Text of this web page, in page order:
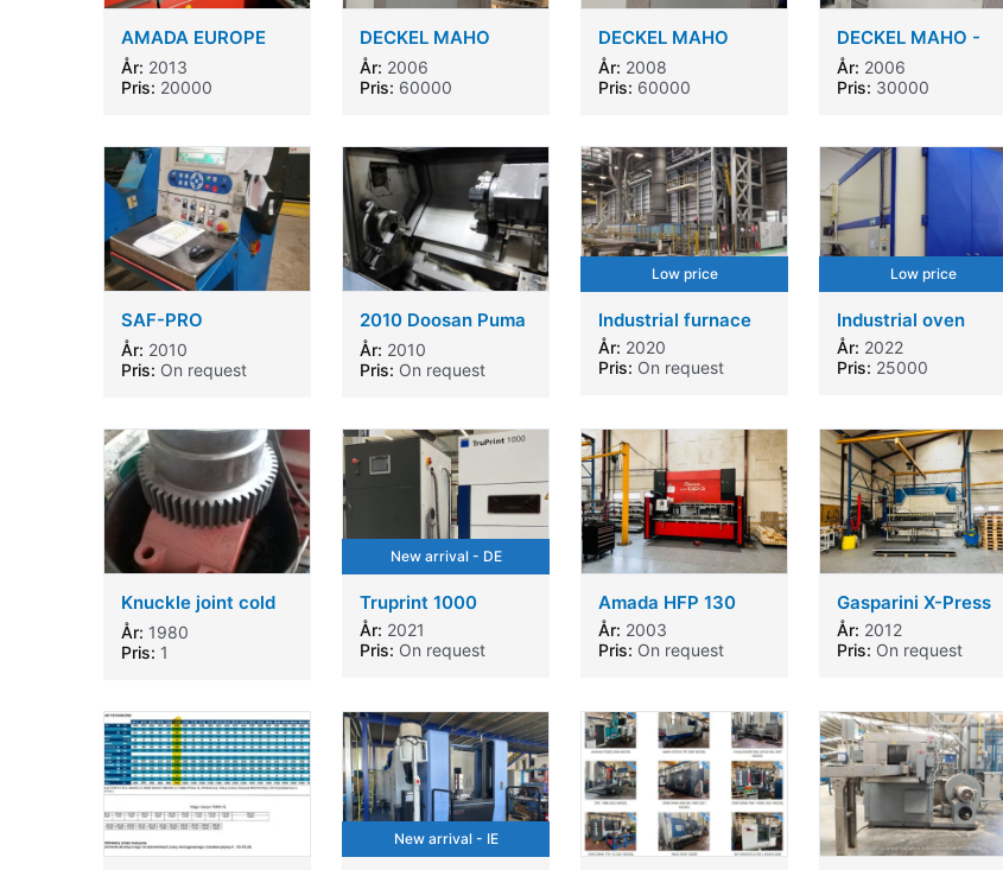
AMADA EUROPE
245
År: 2013
Pris: 20000
DECKEL MAHO
DMC 105 V linear
År: 2006
Pris: 60000
DECKEL MAHO
DMC 105 V linear
År: 2008
Pris: 60000
DECKEL MAHO -
DMC 835 V
År: 2006
Pris: 30000
SAF-PRO
ALPHATOME
År: 2010
Pris: On request
2010 Doosan Puma
300LC
År: 2010
Pris: On request
Low price
Industrial furnace
År: 2020
Pris: On request
Low price
Industrial oven
År: 2022
Pris: 25000
Knuckle joint cold
forging extrusion
press KIESERLING &
ALBRECHT KKPRF
År: 1980
Pris: 1
New arrival - DE
Truprint 1000
År: 2021
Pris: On request
Amada HFP 130
År: 2003
Pris: On request
Gasparini X-Press
År: 2012
Pris: On request
New arrival - IE